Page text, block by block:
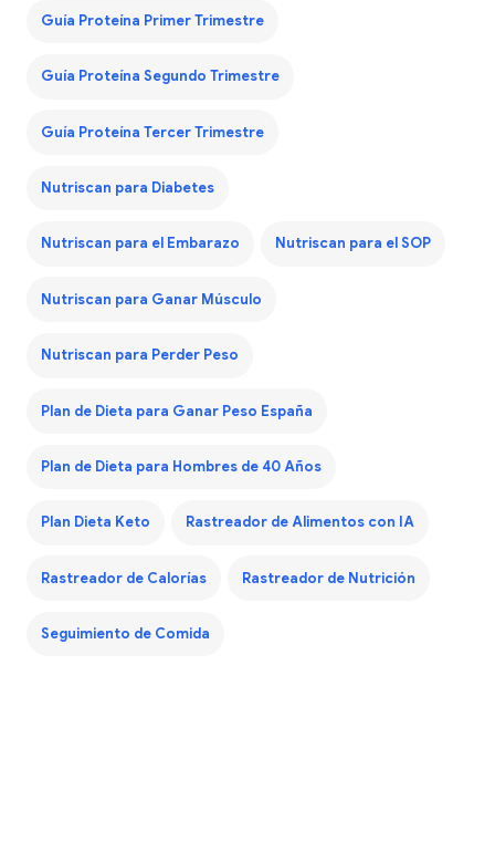
Guía Proteína Primer Trimestre
Guía Proteína Segundo Trimestre
Guía Proteína Tercer Trimestre
Nutriscan para Diabetes
Nutriscan para el Embarazo Nutriscan para el SOP
Nutriscan para Ganar Músculo
Nutriscan para Perder Peso
Plan de Dieta para Ganar Peso España
Plan de Dieta para Hombres de 40 Años
Plan Dieta Keto Rastreador de Alimentos con IA
Rastreador de Calorías Rastreador de Nutrición
Seguimiento de Comida